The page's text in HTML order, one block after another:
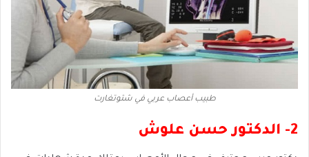
طبيب أعصاب عربي في شتوتغارت
2- الدكتور حسن علوش